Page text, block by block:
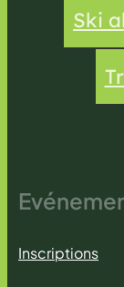
Ski
Inscriptions